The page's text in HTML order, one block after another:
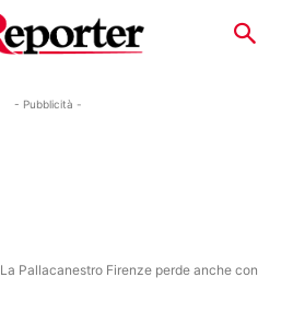
- Pubblicità -
La Pallacanestro Firenze perde anche con